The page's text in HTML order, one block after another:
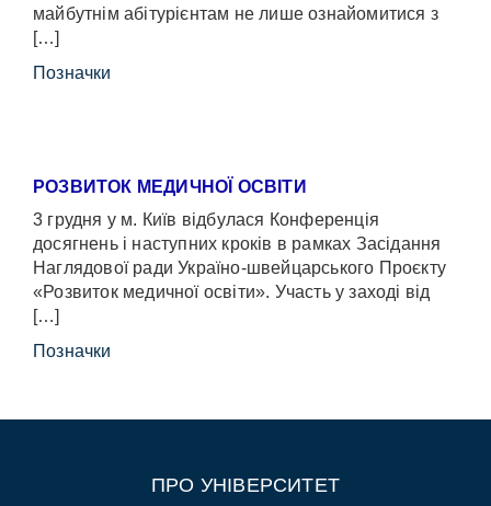
майбутнім абітурієнтам не лише ознайомитися з
[…]
Позначки
РОЗВИТОК МЕДИЧНОЇ ОСВІТИ
3 грудня у м. Київ відбулася Конференція
досягнень і наступних кроків в рамках Засідання
Наглядової ради Україно-швейцарського Проєкту
«Розвиток медичної освіти». Участь у заході від
[…]
Позначки
ПРО УНІВЕРСИТЕТ